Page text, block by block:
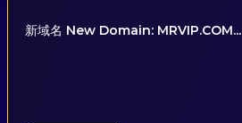
新域名 New Domain: MRVIP.COM...